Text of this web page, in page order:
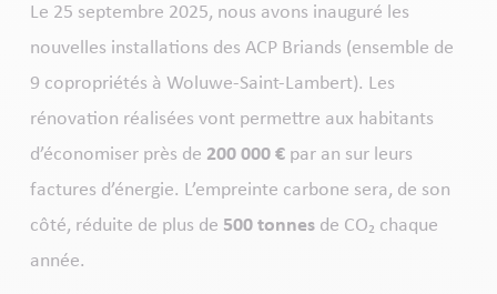
Le 25 septembre 2025, nous avons inauguré les
nouvelles installations des ACP Briands (ensemble de
9 copropriétés à Woluwe-Saint-Lambert). Les
rénovation réalisées vont permettre aux habitants
d’économiser près de 200 000 €par an sur leurs
factures d’énergie. L’empreinte carbone sera, de son
côté, réduite de plus de 500 tonnesde CO₂ chaque
année.